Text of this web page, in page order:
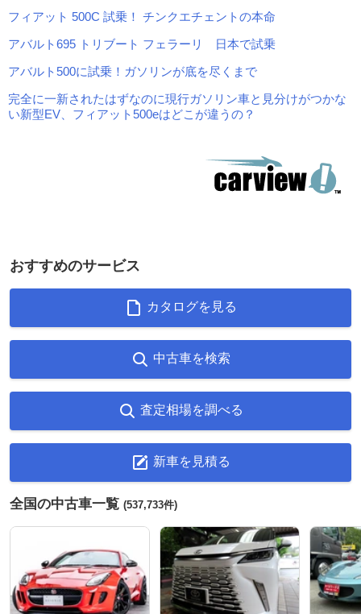
フィアット 500C 試乗！ チンクエチェントの本命
アバルト695 トリブート フェラーリ 日本で試乗
アバルト500に試乗！ガソリンが底を尽くまで
完全に一新されたはずなのに現行ガソリン車と見分けがつかな
い新型EV、フィアット500eはどこが違うの？
おすすめのサービス
カタログを見る
中古車を検索
査定相場を調べる
新車を見積る
全国の中古車一覧 (537,733件)